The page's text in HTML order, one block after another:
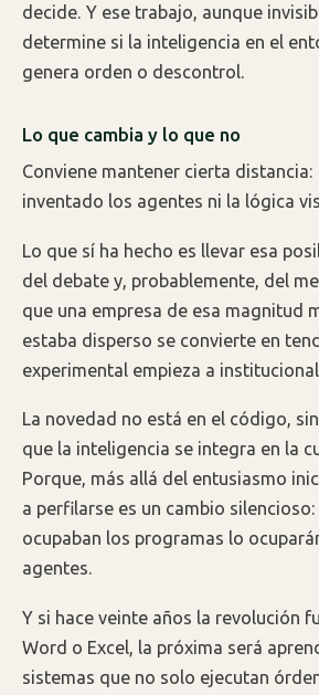
decide. Y ese trabajo, aunque
determine si la inteligencia en el
genera orden o descontrol.
Lo que cambia y lo que no
Conviene mantener cierta distancia:
inventado los agentes ni la lógica
Lo que sí ha hecho es llevar esa
del debate y, probablemente, del
que una empresa de esa magnitud
estaba disperso se convierte en
experimental empieza a
La novedad no está en el código,
que la inteligencia se integra en la
Porque, más allá del entusiasmo
a perfilarse es un cambio
ocupaban los programas lo
agentes.
Y si hace veinte años la revolución
Word o Excel, la próxima será
sistemas que no solo ejecutan